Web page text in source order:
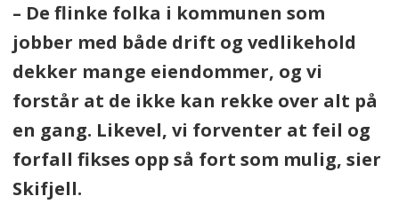
– De flinke folka i kommunen som
jobber med både drift og vedlikehold
dekker mange eiendommer, og vi
forstår at de ikke kan rekke over alt på
en gang. Likevel, vi forventer at feil og
forfall fikses opp så fort som mulig, sier
Skifjell.